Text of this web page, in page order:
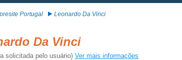
Portugal Leonardo Da Vinci
Da Vinci
solicitada pelo usuário) Ver mais informações